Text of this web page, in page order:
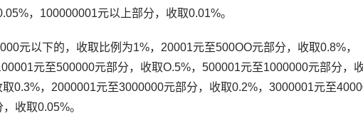
，100000001元以上部分，收取0.01%。
以下的，收取比例为1%，20001元至500OO元部分，收取0.8%，
元至500000元部分，收取O.5%，500001元至1000000元部分，
0.3%，2000001元至3000000元部分，收取0.2%，3000001元至
收取0.05%。